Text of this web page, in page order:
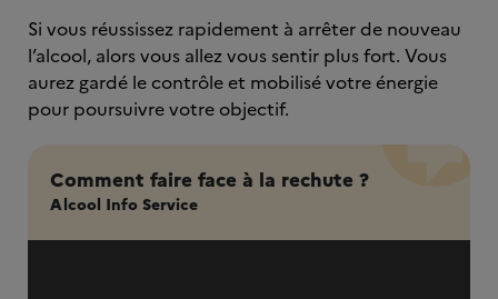
Si vous réussissez rapidement à arrêter de nouveau
l’alcool, alors vous allez vous sentir plus fort. Vous
aurez gardé le contrôle et mobilisé votre énergie
pour poursuivre votre objectif.
Comment faire face à la rechute ?
Alcool Info Service